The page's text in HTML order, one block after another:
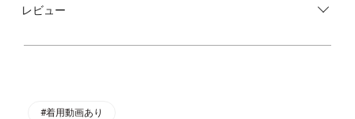
ペーパーアセテートのフレンチスリーブプルオーバー。
NAIATM ACETATE(ナイア アセテート)を使用した、環境に優しく持続可能
レビュー
#着用動画あり